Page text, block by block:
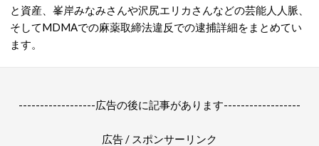
と資産、峯岸みなみさんや沢尻エリカさんなどの芸能人人脈、
そしてMDMAでの麻薬取締法違反での逮捕詳細をまとめてい
ます。
------------------広告の後に記事があります------------------
広告 / スポンサーリンク